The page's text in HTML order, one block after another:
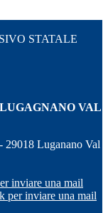
STATALE
VAL
Luganano Val
inviare una mail
per inviare una mail